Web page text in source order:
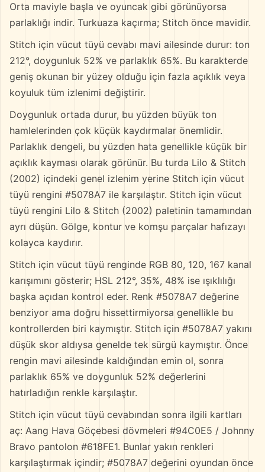
Orta maviyle başla ve oyuncak gibi görünüyorsa
parlaklığı indir. Turkuaza kaçırma; Stitch önce mavidir.
Stitch için vücut tüyü cevabı mavi ailesinde durur: ton
212°, doygunluk 52% ve parlaklık 65%. Bu karakterde
geniş okunan bir yüzey olduğu için fazla açıklık veya
koyuluk tüm izlenimi değiştirir.
Doygunluk ortada durur, bu yüzden büyük ton
hamlelerinden çok küçük kaydırmalar önemlidir.
Parlaklık dengeli, bu yüzden hata genellikle küçük bir
açıklık kayması olarak görünür. Bu turda Lilo & Stitch
(2002) içindeki genel izlenim yerine Stitch için vücut
tüyü rengini #5078A7 ile karşılaştır. Stitch için vücut
tüyü rengini Lilo & Stitch (2002) paletinin tamamından
ayrı düşün. Gölge, kontur ve komşu parçalar hafızayı
kolayca kaydırır.
Stitch için vücut tüyü renginde RGB 80, 120, 167 kanal
karışımını gösterir; HSL 212°, 35%, 48% ise ışıklılığı
başka açıdan kontrol eder. Renk #5078A7 değerine
benziyor ama doğru hissettirmiyorsa genellikle bu
kontrollerden biri kaymıştır. Stitch için #5078A7 yakını
düşük skor aldıysa genelde tek sürgü kaymıştır. Önce
rengin mavi ailesinde kaldığından emin ol, sonra
parlaklık 65% ve doygunluk 52% değerlerini
hatırladığın renkle karşılaştır.
Stitch için vücut tüyü cevabından sonra ilgili kartları
aç: Aang Hava Göçebesi dövmeleri #94C0E5 / Johnny
Bravo pantolon #618FE1. Bunlar yakın renkleri
karşılaştırmak içindir; #5078A7 değerini oyundan önce